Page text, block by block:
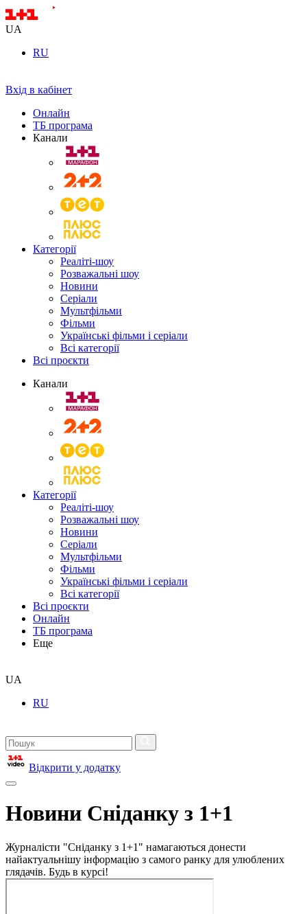
UA
RU
Вхід в кабінет
Онлайн
ТБ програма
Канали
Категорії
Реаліті-шоу
Розважальні шоу
Новини
Серіали
Мультфільми
Фільми
Українські фільми і серіали
Всі категорії
Всі проєкти
Канали
Категорії
Реаліті-шоу
Розважальні шоу
Новини
Серіали
Мультфільми
Фільми
Українські фільми і серіали
Всі категорії
Всі проєкти
Онлайн
ТБ програма
Еще
UA
RU
Відкрити у додатку
Новини Сніданку з 1+1
Журналісти "Сніданку з 1+1" намагаються донести
найактуальнішу інформацію з самого ранку для улюблених
глядачів. Будь в курсі!